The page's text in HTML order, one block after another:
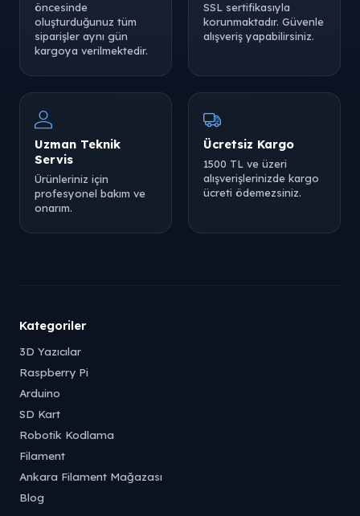
öncesinde
oluşturduğunuz tüm
siparişler aynı gün
kargoya verilmektedir.
SSL sertifikasıyla
korunmaktadır. Güvenle
alışveriş yapabilirsiniz.
Uzman Teknik
Servis
Ürünleriniz için
profesyonel bakım ve
onarım.
Ücretsiz Kargo
1500 TL ve üzeri
alışverişlerinizde kargo
ücreti ödemezsiniz.
Kategoriler
3D Yazıcılar
Raspberry Pi
Arduino
SD Kart
Robotik Kodlama
Filament
Ankara Filament Mağazası
Blog